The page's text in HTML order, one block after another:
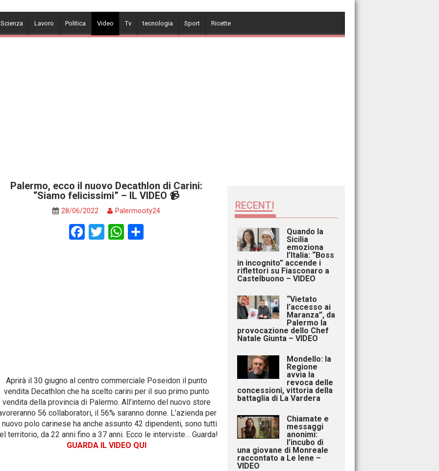
Lavoro Politica Video Tv tecnologia Sport Ricette
Palermo, ecco il nuovo Decathlon di Carini:
“Siamo felicissimi” – IL VIDEO 📹
28/06/2022 Palermocity24
F
T W
Aprirà il 30 giugno al centro commerciale Poseidon il punto
vendita Decathlon che ha scelto carini per il suo primo punto
vendita della provincia di Palermo. All’interno del nuovo store
56 collaboratori, il 56% saranno donne. L’azienda per
polo carinese ha anche assunto 42 dipendenti, sono tutti
territorio, da 22 anni fino a 37 anni. Ecco le interviste… Guarda!
GUARDA IL VIDEO QUI
RECENTI
Quando la
Sicilia
emoziona
l’Italia: “Boss
in incognito” accende i
riflettori su Fiasconaro a
Castelbuono – VIDEO
“Vietato
l’accesso ai
Maranza”, da
Palermo la
provocazione dello Chef
Natale Giunta – VIDEO
Mondello: la
Regione
avvia la
revoca delle
concessioni, vittoria della
battaglia di La Vardera
Chiamate e
messaggi
anonimi:
l’incubo di
una giovane di Monreale
raccontato a Le Iene –
VIDEO